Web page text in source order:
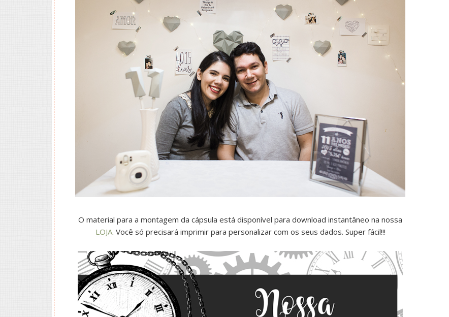
O material para a montagem da cápsula está disponível para download instantâneo na nossa
LOJA. Você só precisará imprimir para personalizar com os seus dados. Super fácil!!!